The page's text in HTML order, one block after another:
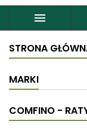

STRONA
MARKI
COMFINO -
Anuluj